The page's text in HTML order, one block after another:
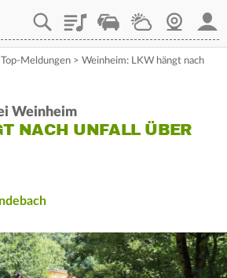
PlaylistStaupilotWetterWebcam
Top-Meldungen > Weinheim: LKW hängt nach
Weinheim
NACH UNFALL ÜBER